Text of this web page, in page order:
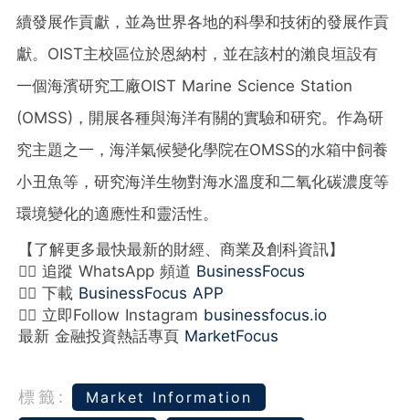
續發展作貢獻，並為世界各地的科學和技術的發展作貢
獻。OIST主校區位於恩納村，並在該村的瀨良垣設有
一個海濱研究工廠OIST Marine Science Station
(OMSS)，開展各種與海洋有關的實驗和研究。作為研
究主題之一，海洋氣候變化學院在OMSS的水箱中飼養
小丑魚等，研究海洋生物對海水溫度和二氧化碳濃度等
環境變化的適應性和靈活性。
【了解更多最快最新的財經、商業及創科資訊】
👉🏻 追蹤 WhatsApp 頻道 BusinessFocus
👉🏻 下載 BusinessFocus APP
👉🏻 立即Follow Instagram businessfocus.io
最新 金融投資熱話專頁 MarketFocus
標籤:
Market Information